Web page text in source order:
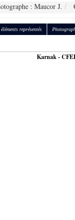
: Maucor J.
représentés